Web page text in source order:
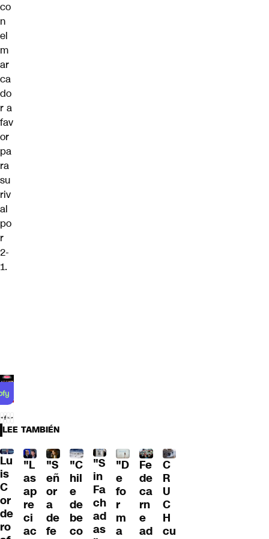
co
n
el
m
ar
ca
do
r a
fav
or
pa
ra
su
riv
al
po
r
2-
1.
LEE TAMBIÉN
Lu
is
C
or
de
ro
"L
as
ap
re
ci
ac
"S
eñ
or
a
de
fe
"C
hil
e
de
be
co
"S
in
Fa
ch
ad
as
"D
e
fo
r
m
a
Fe
de
ca
rn
e
ad
C
R
U
C
H
cu